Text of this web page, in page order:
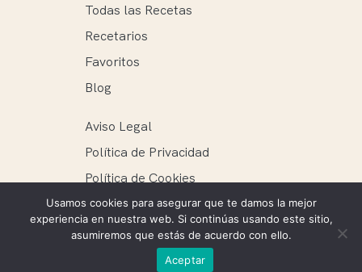
Todas las Recetas
Recetarios
Favoritos
Blog
Aviso Legal
Política de Privacidad
Política de Cookies
Recetags ® 2025. Todos los derechos reservados.
Mantenimiento web: Ellie Miguel
Usamos cookies para asegurar que te damos la mejor
experiencia en nuestra web. Si continúas usando este sitio,
asumiremos que estás de acuerdo con ello.
Aceptar